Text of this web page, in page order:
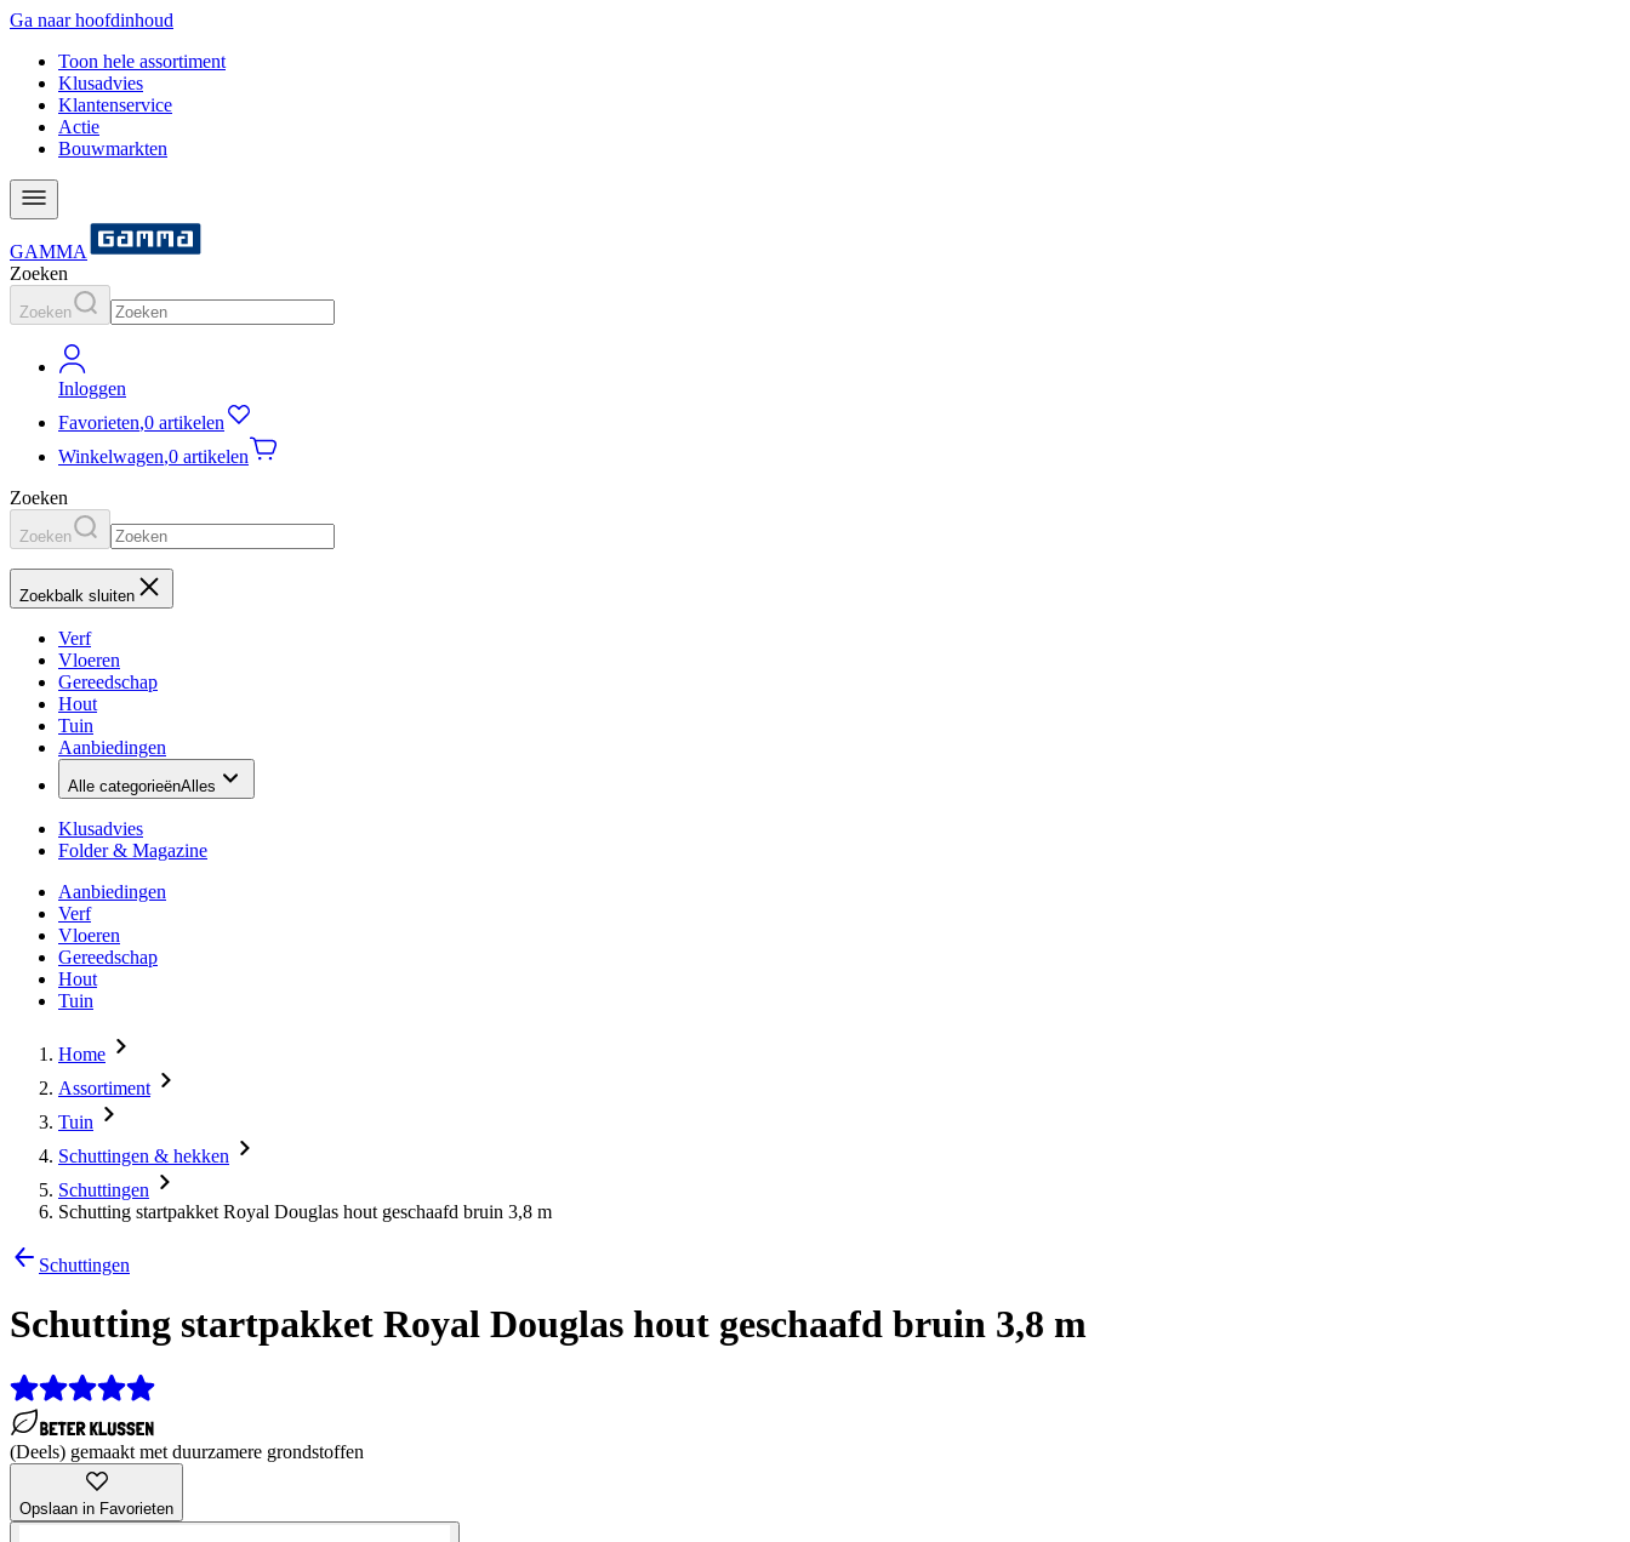
Ga naar hoofdinhoud
Toon hele assortiment
Klusadvies
Klantenservice
Actie
Bouwmarkten
GAMMA
Zoeken
Zoeken
Inloggen
Favorieten,0 artikelen
Winkelwagen,0 artikelen
Zoeken
Zoeken
Zoekbalk sluiten
Verf
Vloeren
Gereedschap
Hout
Tuin
Aanbiedingen
Alle categorieënAlles
Klusadvies
Folder & Magazine
Aanbiedingen
Verf
Vloeren
Gereedschap
Hout
Tuin
Home
Assortiment
Tuin
Schuttingen & hekken
Schuttingen
Schutting startpakket Royal Douglas hout geschaafd bruin 3,8 m
Schuttingen
Schutting startpakket Royal Douglas hout geschaafd bruin 3,8 m
(Deels) gemaakt met duurzamere grondstoffen
Opslaan in Favorieten